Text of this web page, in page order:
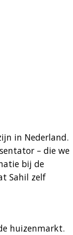
in Nederland.
– die we
bij de
Sahil zelf
huizenmarkt.